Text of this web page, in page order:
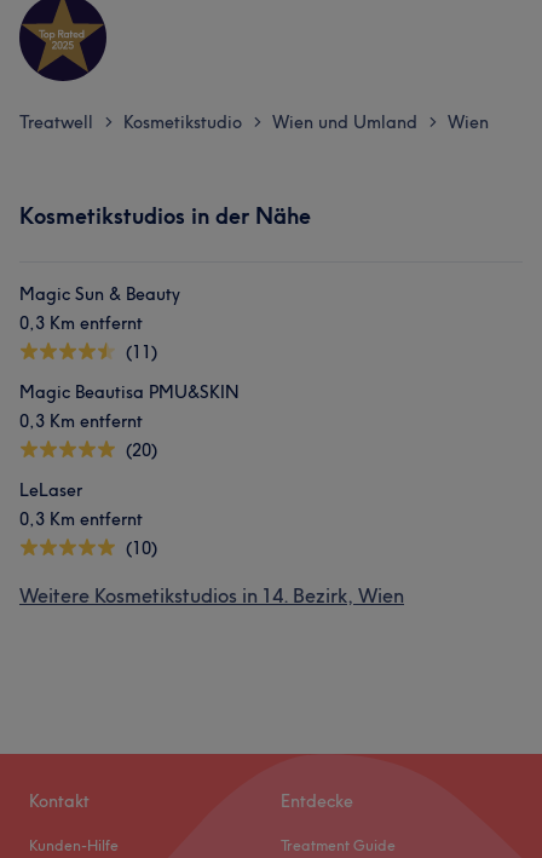
Treatwell > Kosmetikstudio > Wien und Umland > Wien
Kosmetikstudios in der Nähe
Magic Sun & Beauty
0,3 Km entfernt
(11)
Magic Beautisa PMU&SKIN
0,3 Km entfernt
(20)
LeLaser
0,3 Km entfernt
(10)
Weitere Kosmetikstudios in 14. Bezirk, Wien
Kontakt
Kunden-Hilfe
Entdecke
Treatment Guide